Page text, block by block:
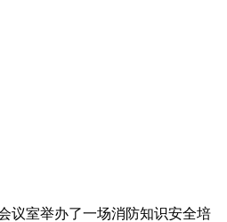
议室举办了一场消防知识安全培